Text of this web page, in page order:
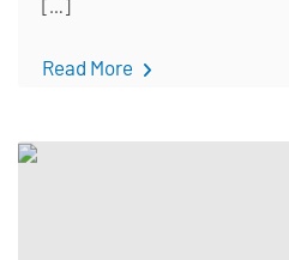
[…]
Read More